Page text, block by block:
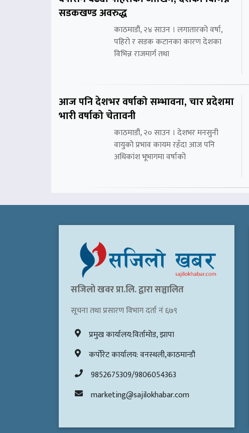
सडकखण्ड अवरुद्ध
काठमाडौं, २४ साउन । लगातारको वर्षा,
पहिरो र सडक कटानका कारण देशका
विभिन्न राजमार्ग तथा
आज पनि देशभर वर्षाको सम्भावना, चार प्रदेशमा
भारी वर्षाको चेतावनी
काठमाडौं, २० साउन । देशभर मनसुनी
वायुको प्रभाव कायम रहँदा आज पनि
अधिकांश भूभागमा वर्षाको
सजिलो खवर प्रा.लि. द्वारा सञ्चालित
सूचना तथा प्रसारण विभाग दर्ता नं ६७९
प्रमुख कार्यालय:विर्तामोड, झापा
कर्पोरेट कार्यालय: वनस्थली,काठमान्डौ
9852675309/9806054363
marketing@sajilokhabar.com